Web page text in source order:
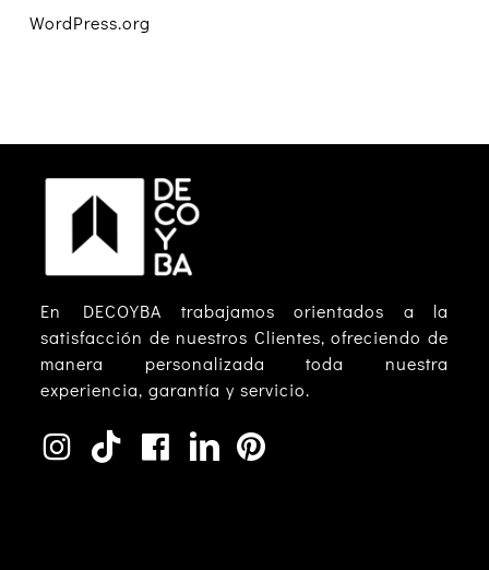
WordPress.org
En DECOYBA trabajamos orientados a la
satisfacción de nuestros Clientes, ofreciendo de
manera personalizada toda nuestra
experiencia, garantía y servicio.